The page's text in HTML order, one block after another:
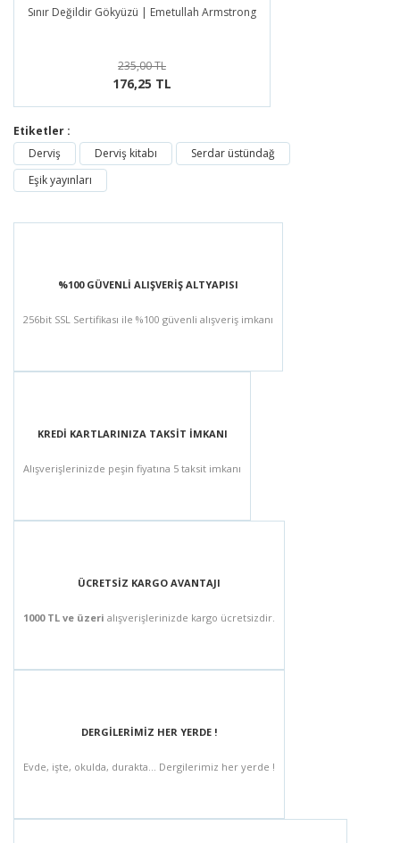
Sınır Değildir Gökyüzü | Emetullah Armstrong
235,00 TL
176,25 TL
Etiketler :
Derviş
Derviş kitabı
Serdar üstündağ
Eşik yayınları
%100 GÜVENLİ ALIŞVERİŞ ALTYAPISI
256bit SSL Sertifikası ile %100 güvenli alışveriş imkanı
KREDİ KARTLARINIZA TAKSİT İMKANI
Alışverişlerinizde peşin fiyatına 5 taksit imkanı
ÜCRETSİZ KARGO AVANTAJI
1000 TL ve üzeri alışverişlerinizde kargo ücretsizdir.
DERGİLERİMİZ HER YERDE !
Evde, işte, okulda, durakta... Dergilerimiz her yerde !